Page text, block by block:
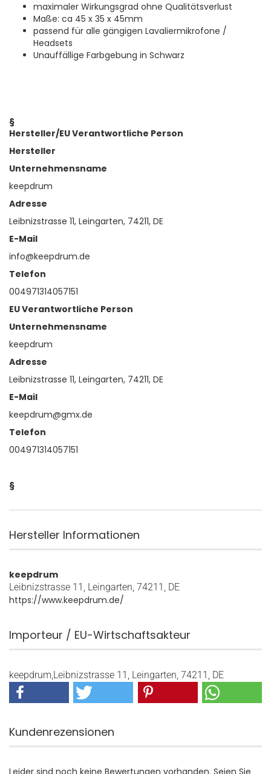
maximaler Wirkungsgrad ohne Qualitätsverlust
Maße: ca 45 x 35 x 45mm
passend für alle gängigen Lavaliermikrofone /
Headsets
Unauffällige Farbgebung in Schwarz
§
Hersteller/EU Verantwortliche Person
Hersteller
Unternehmensname
keepdrum
Adresse
Leibnizstrasse 11, Leingarten, 74211, DE
E-Mail
info@keepdrum.de
Telefon
004971314057151
EU Verantwortliche Person
Unternehmensname
keepdrum
Adresse
Leibnizstrasse 11, Leingarten, 74211, DE
E-Mail
keepdrum@gmx.de
Telefon
004971314057151
§
Hersteller Informationen
keepdrum
Leibnizstrasse 11, Leingarten, 74211, DE
https://www.keepdrum.de/
Importeur / EU-Wirtschaftsakteur
keepdrum,Leibnizstrasse 11, Leingarten, 74211, DE
Kundenrezensionen